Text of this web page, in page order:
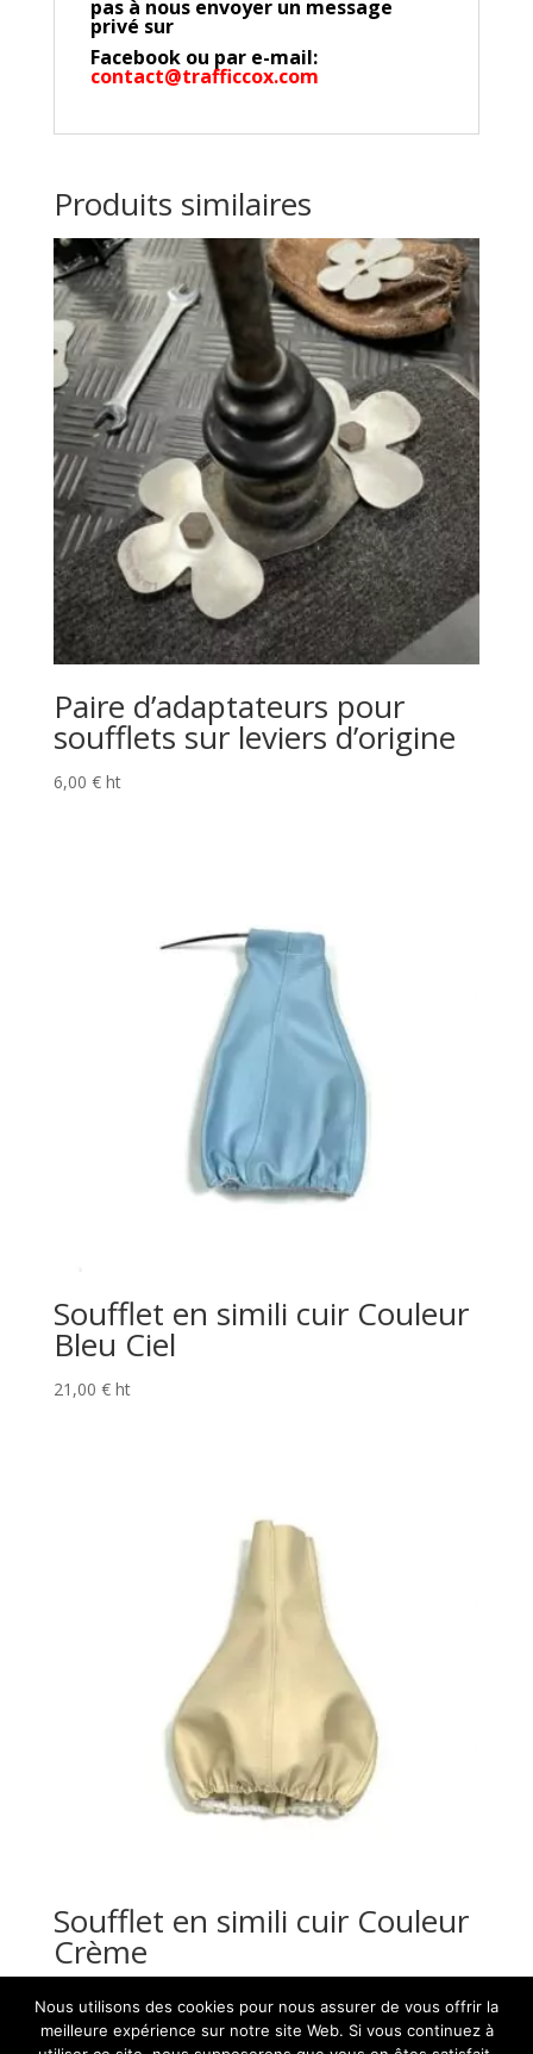
pas à nous envoyer un message
privé sur
Facebook ou par e-mail:
contact@trafficcox.com
Produits similaires
Paire d’adaptateurs pour
soufflets sur leviers d’origine
6,00 € ht
Soufflet en simili cuir Couleur
Bleu Ciel
21,00 € ht
Soufflet en simili cuir Couleur
Crème
21,00€
Nous utilisons des cookies pour nous assurer de vous offrir la
meilleure expérience sur notre site Web. Si vous continuez à